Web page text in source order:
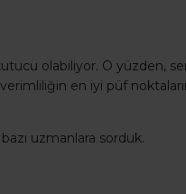
olabiliyor. O yüzden,
en iyi püf
bazı uzmanlara sorduk.